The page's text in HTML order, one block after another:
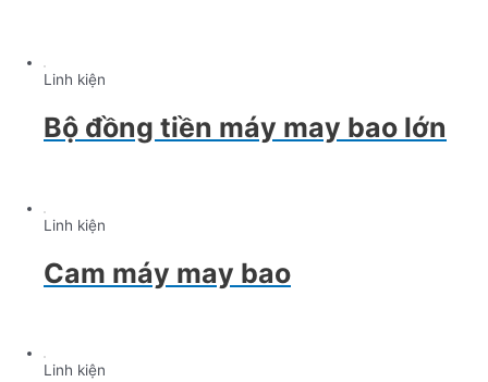
Linh kiện
Bộ đồng tiền máy may bao lớn
Linh kiện
Cam máy may bao
Linh kiện